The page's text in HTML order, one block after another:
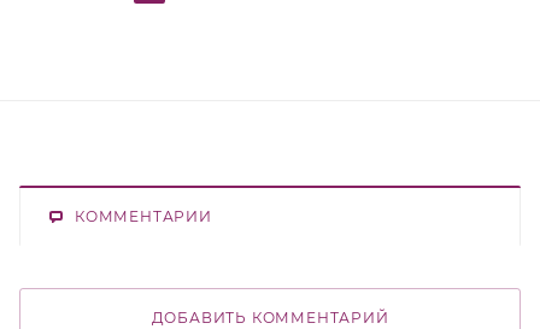
КОММЕНТАРИИ
ДОБАВИТЬ КОММЕНТАРИЙ